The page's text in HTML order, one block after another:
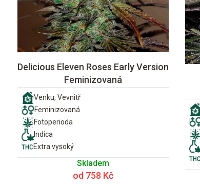
Delicious Eleven Roses Early Version
Feminizovaná
Venku, Vevnitř
Feminizovaná
Fotoperioda
Indica
Extra vysoký
Skladem
od 758 Kč